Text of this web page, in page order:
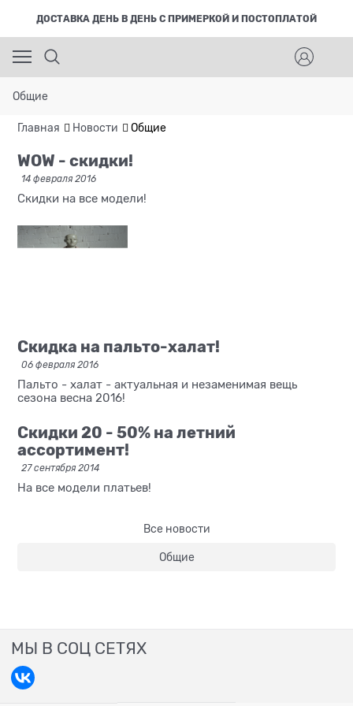
ДОСТАВКА ДЕНЬ В ДЕНЬ С ПРИМЕРКОЙ И ПОСТОПЛАТОЙ
Общие
Главная Новости Общие
WOW - скидки!
14 февраля 2016
Скидки на все модели!
Скидка на пальто-халат!
06 февраля 2016
Пальто - халат - актуальная и незаменимая вещь
сезона весна 2016!
Скидки 20 - 50% на летний
ассортимент!
27 сентября 2014
На все модели платьев!
Все новости
Общие
МЫ В СОЦ СЕТЯХ